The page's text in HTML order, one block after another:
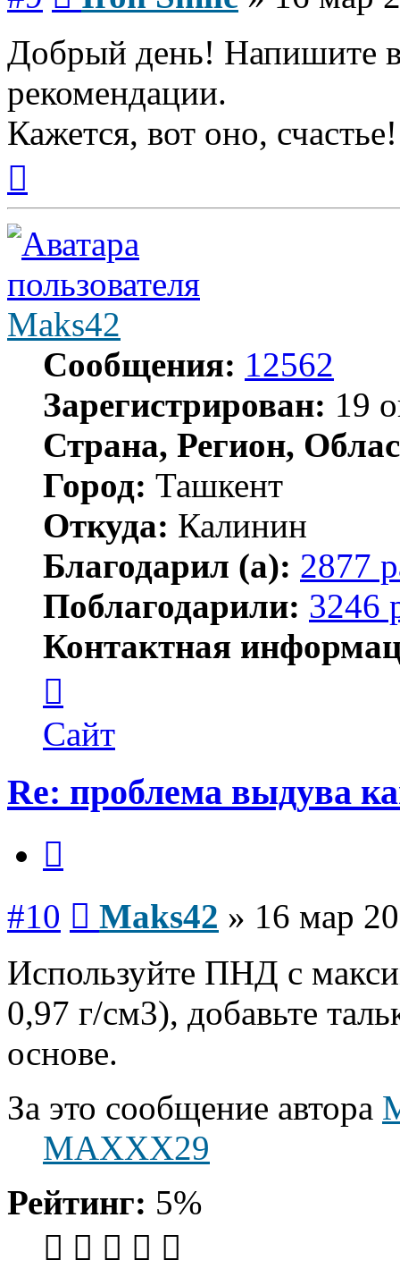
Добрый день! Напишите в
рекомендации.
Кажется, вот оно,
началу
Maks42
Сообщения: 12562
Зарегистрирован: 19
Страна, Регион,
Город: Ташкент
Откуда: Калинин
Благодарил (а): 2877
Поблагодарили: 3246
Контактная
пользователя
Maks42
Сайт
Re: проблема выдува
#10 Maks42 » 16 мар
Используйте ПНД с
0,97 г/см3), добавьте
основе.
За это сообщение автора
MAXXX29
Рейтинг: 5%